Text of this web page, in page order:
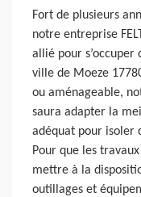
Fort de plusieurs
notre entreprise
allié pour s’occuper
ville de Moeze
ou aménageable,
saura adapter la
adéquat pour isoler
Pour que les
mettre à la
outillages et